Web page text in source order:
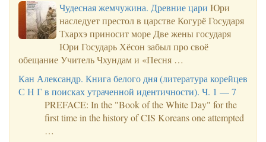
Чудесная жемчужина. Древние цари Юри
наследует престол в царстве Когурё Государя
Тхархэ приносит море Две жены государя
Юри Государь Хёсон забыл про своё
обещание Учитель Чхундам и «Песня …
Кан Александр. Книга белого дня (литература корейцев
С Н Г в поисках утраченной идентичности). Ч. 1 — 7
PREFACE: In the "Book of the White Day" for the
first time in the history of CIS Koreans one attempted
…